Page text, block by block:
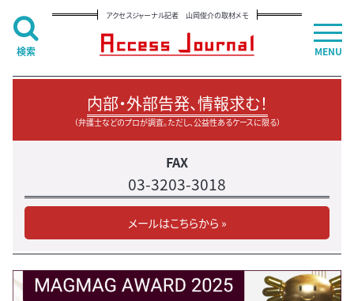
アクセスジャーナル記者 山岡俊介の取材メモ
内部・外部告発、情報求む！
（弁護士などのプロが調査。ただし、公益性あるケースに限る）
FAX
03-3203-3018
メールはこちらから »
MENU
検索